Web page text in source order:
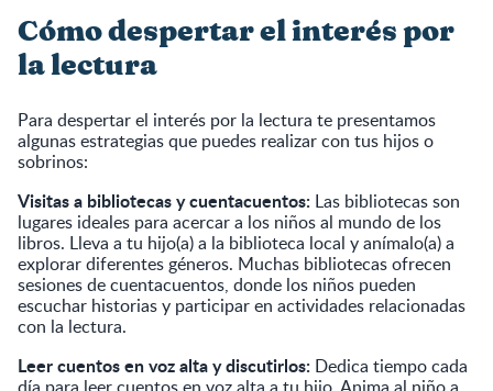
Cómo despertar el interés por
la lectura
Para despertar el interés por la lectura te presentamos
algunas estrategias que puedes realizar con tus hijos o
sobrinos:
Visitas a bibliotecas y cuentacuentos: Las bibliotecas son
lugares ideales para acercar a los niños al mundo de los
libros. Lleva a tu hijo(a) a la biblioteca local y anímalo(a) a
explorar diferentes géneros. Muchas bibliotecas ofrecen
sesiones de cuentacuentos, donde los niños pueden
escuchar historias y participar en actividades relacionadas
con la lectura.
Leer cuentos en voz alta y discutirlos: Dedica tiempo cada